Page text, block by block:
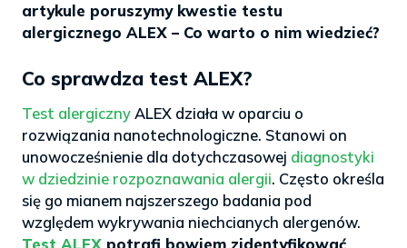
artykule poruszymy kwestie testu
alergicznego ALEX – Co warto o nim wiedzieć?
Co sprawdza test ALEX?
Test alergicznyALEX działa w oparciu o
rozwiązania nanotechnologiczne. Stanowi on
unowocześnienie dla dotychczasowej diagnostyki
w dziedzinie rozpoznawania alergii. Często określa
się go mianem najszerszego badania pod
względem wykrywania niechcianych alergenów.